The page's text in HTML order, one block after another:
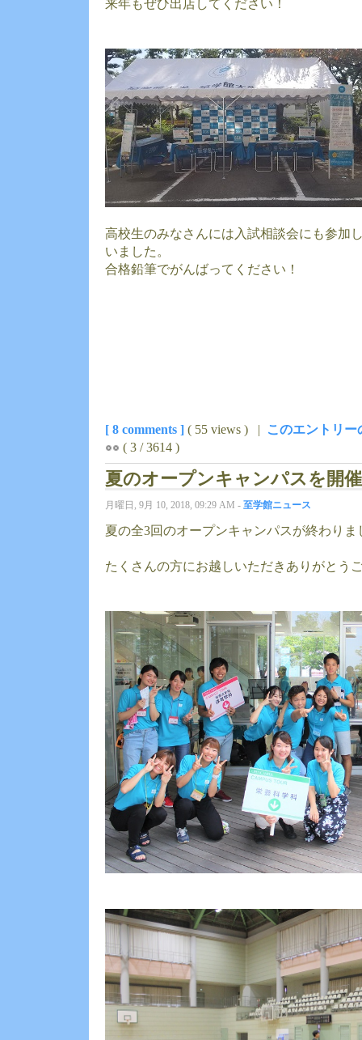
来年もぜひ出店してください！
高校生のみなさんには入試相談会にも参加
いました。
合格鉛筆でがんばってください！
[ 8 comments ] ( 55 views ) | このエントリ
( 3 / 3614 )
夏のオープンキャンパスを開
月曜日, 9月 10, 2018, 09:29 AM - 至学館ニュース
夏の全3回のオープンキャンパスが終わりま
たくさんの方にお越しいただきありがとう